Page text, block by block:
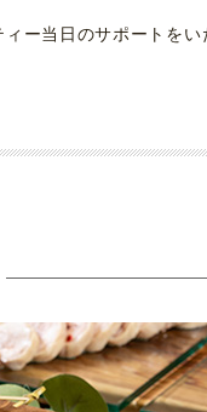
ー当日のサポートを